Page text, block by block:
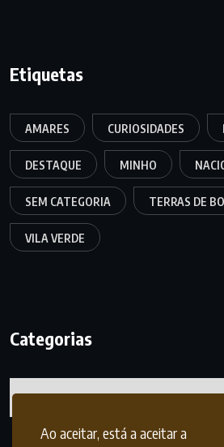
Ao aceitar, está a aceitar a
Etiquetas
AMARES CURIOSIDADES
DESTAQUE MINHO
SEM CATEGORIA TERRAS DE
VILA VERDE
Categorias